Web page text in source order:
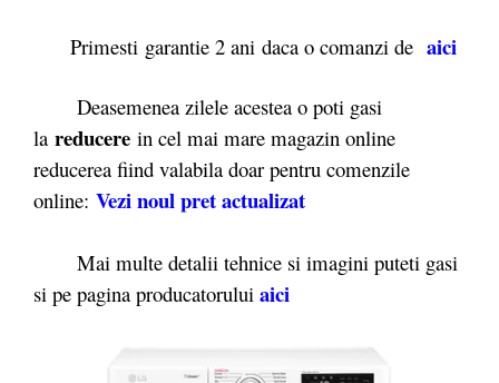
Primesti garantie 2 ani daca o comanzi de aici
Deasemenea zilele acestea o poti gasi
la reducere in cel mai mare magazin online
reducerea fiind valabila doar pentru comenzile
online: Vezi noul pret actualizat
Mai multe detalii tehnice si imagini puteti gasi
si pe pagina producatorului aici